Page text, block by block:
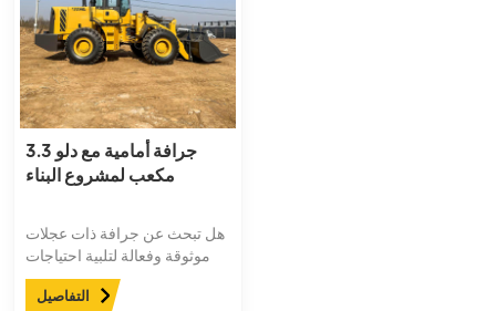
جرافة أمامية مع دلو 3.3
مكعب لمشروع البناء
هل تبحث عن جرافة ذات عجلات
موثوقة وفعالة لتلبية احتياجات
البناء والحفر الخاصة بك؟ لا تنظر
أبعد من إل تي إم جي محمل
التفاصيل